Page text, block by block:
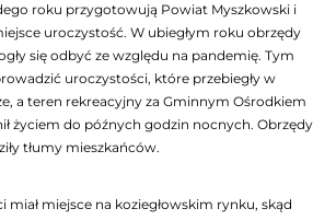
roku przygotowują Powiat Myszkowski i
uroczystość. W ubiegłym roku obrzędy
się odbyć ze względu na pandemię. Tym
uroczystości, które przebiegły w
a teren rekreacyjny za Gminnym Ośrodkiem
życiem do późnych godzin nocnych. Obrzędy
tłumy mieszkańców.
miał miejsce na koziegłowskim rynku, skąd